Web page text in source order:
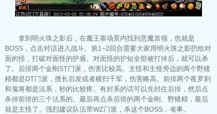
拿到明火珠之影后，在魔王寨场景内找到恶魔首领，也就是
BOSS，点击对话进入战斗。第1~2回合需要大家用明火珠之影扔给对
面的怪，打破对面怪的护盾。对面怪的护短全部被打掉后，就可以杀
了。后排两个金刚ST门派，伤害比较高。主怪和主怪旁边的两个野猪
精都是DT门派，擅长后发或者横扫千军，伤害略高。前排两个夜罗刹
和鬼将都是法系，秒的比较疼。有封系的话可以先封住后排，然后点
杀掉前排的三个法系的。最后再点杀后排的两个金刚、野猪精，最后
就是主怪了。强烈建议队伍带WZ门派，杀这个BOSS，省事。